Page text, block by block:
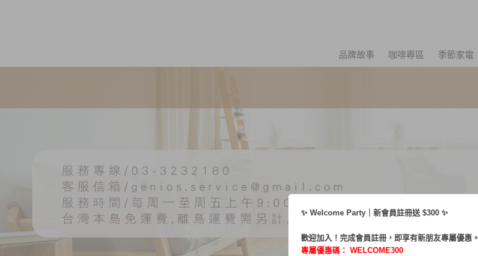
品牌故事
咖啡專區 季節家電
✨ Welcome Party｜新會員註冊送 $300 ✨
歡迎加入！完成會員註冊，即享有新朋友專屬優惠。
專屬優惠碼： WELCOME300